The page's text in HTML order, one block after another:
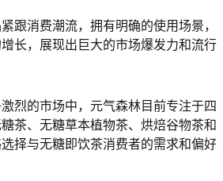
跟消费潮流，拥有明确的使用场景，
长，展现出巨大的市场爆发力和流行
烈的市场中，元气森林目前专注于四
茶、无糖草本植物茶、烘焙谷物茶和
择与无糖即饮茶消费者的需求和偏好